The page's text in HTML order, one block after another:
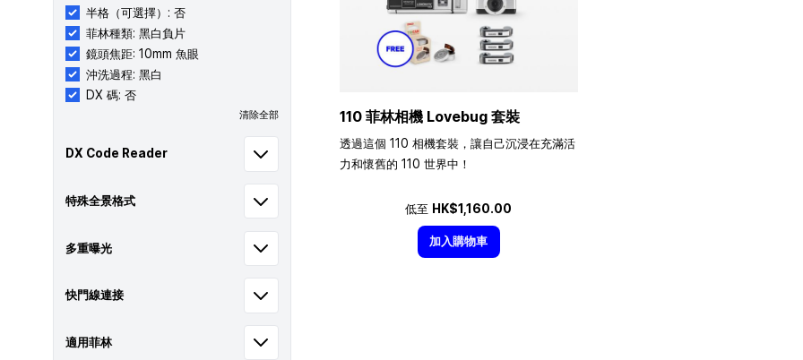
半格（可選擇）: 否
菲林種類: 黑白負片
鏡頭焦距: 10mm 魚眼
沖洗過程: 黑白
DX 碼: 否
清除全部
DX Code Reader
特殊全景格式
多重曝光
快門線連接
適用菲林
110 菲林相機 Lovebug 套裝
透過這個 110 相機套裝，讓自己沉浸在充滿活
力和懷舊的 110 世界中！
低至 HK$1,160.00
加入購物車